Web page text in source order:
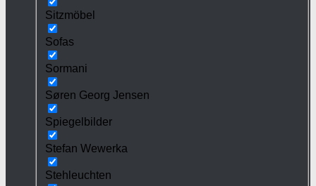
Sitzmöbel
Sofas
Sormani
Søren Georg Jensen
Spiegelbilder
Stefan Wewerka
Stehleuchten